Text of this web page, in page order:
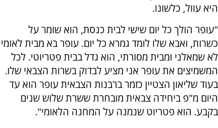
היא עוול, כלשונו.
"עופר הולך כל יום שישי לבית כנסת, הוא שומר על
כשרות, ואבא שלו לומד גמרא כל יום. עופר בא מבית לאומי
לא שמאלני ומבית מסורתי, הוא גדל בבית פטריוטי. לכל
המשמיצים את עופר אני מציע לבדוק בשרות הצבאי שלו.
בעוד שליאון הצטיין כזמר ברבנות הצבאית עופר הוא עד
היום מ"פ ביחידה צבאית מובחרת ששרת שלוש שנים
בקבע. הוא פטריוט שנמנה על המחנה הלאומי".